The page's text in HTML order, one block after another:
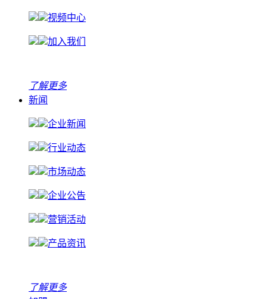
视频中心
加入我们
了解更多
新闻
企业新闻
行业动态
市场动态
企业公告
营销活动
产品资讯
了解更多